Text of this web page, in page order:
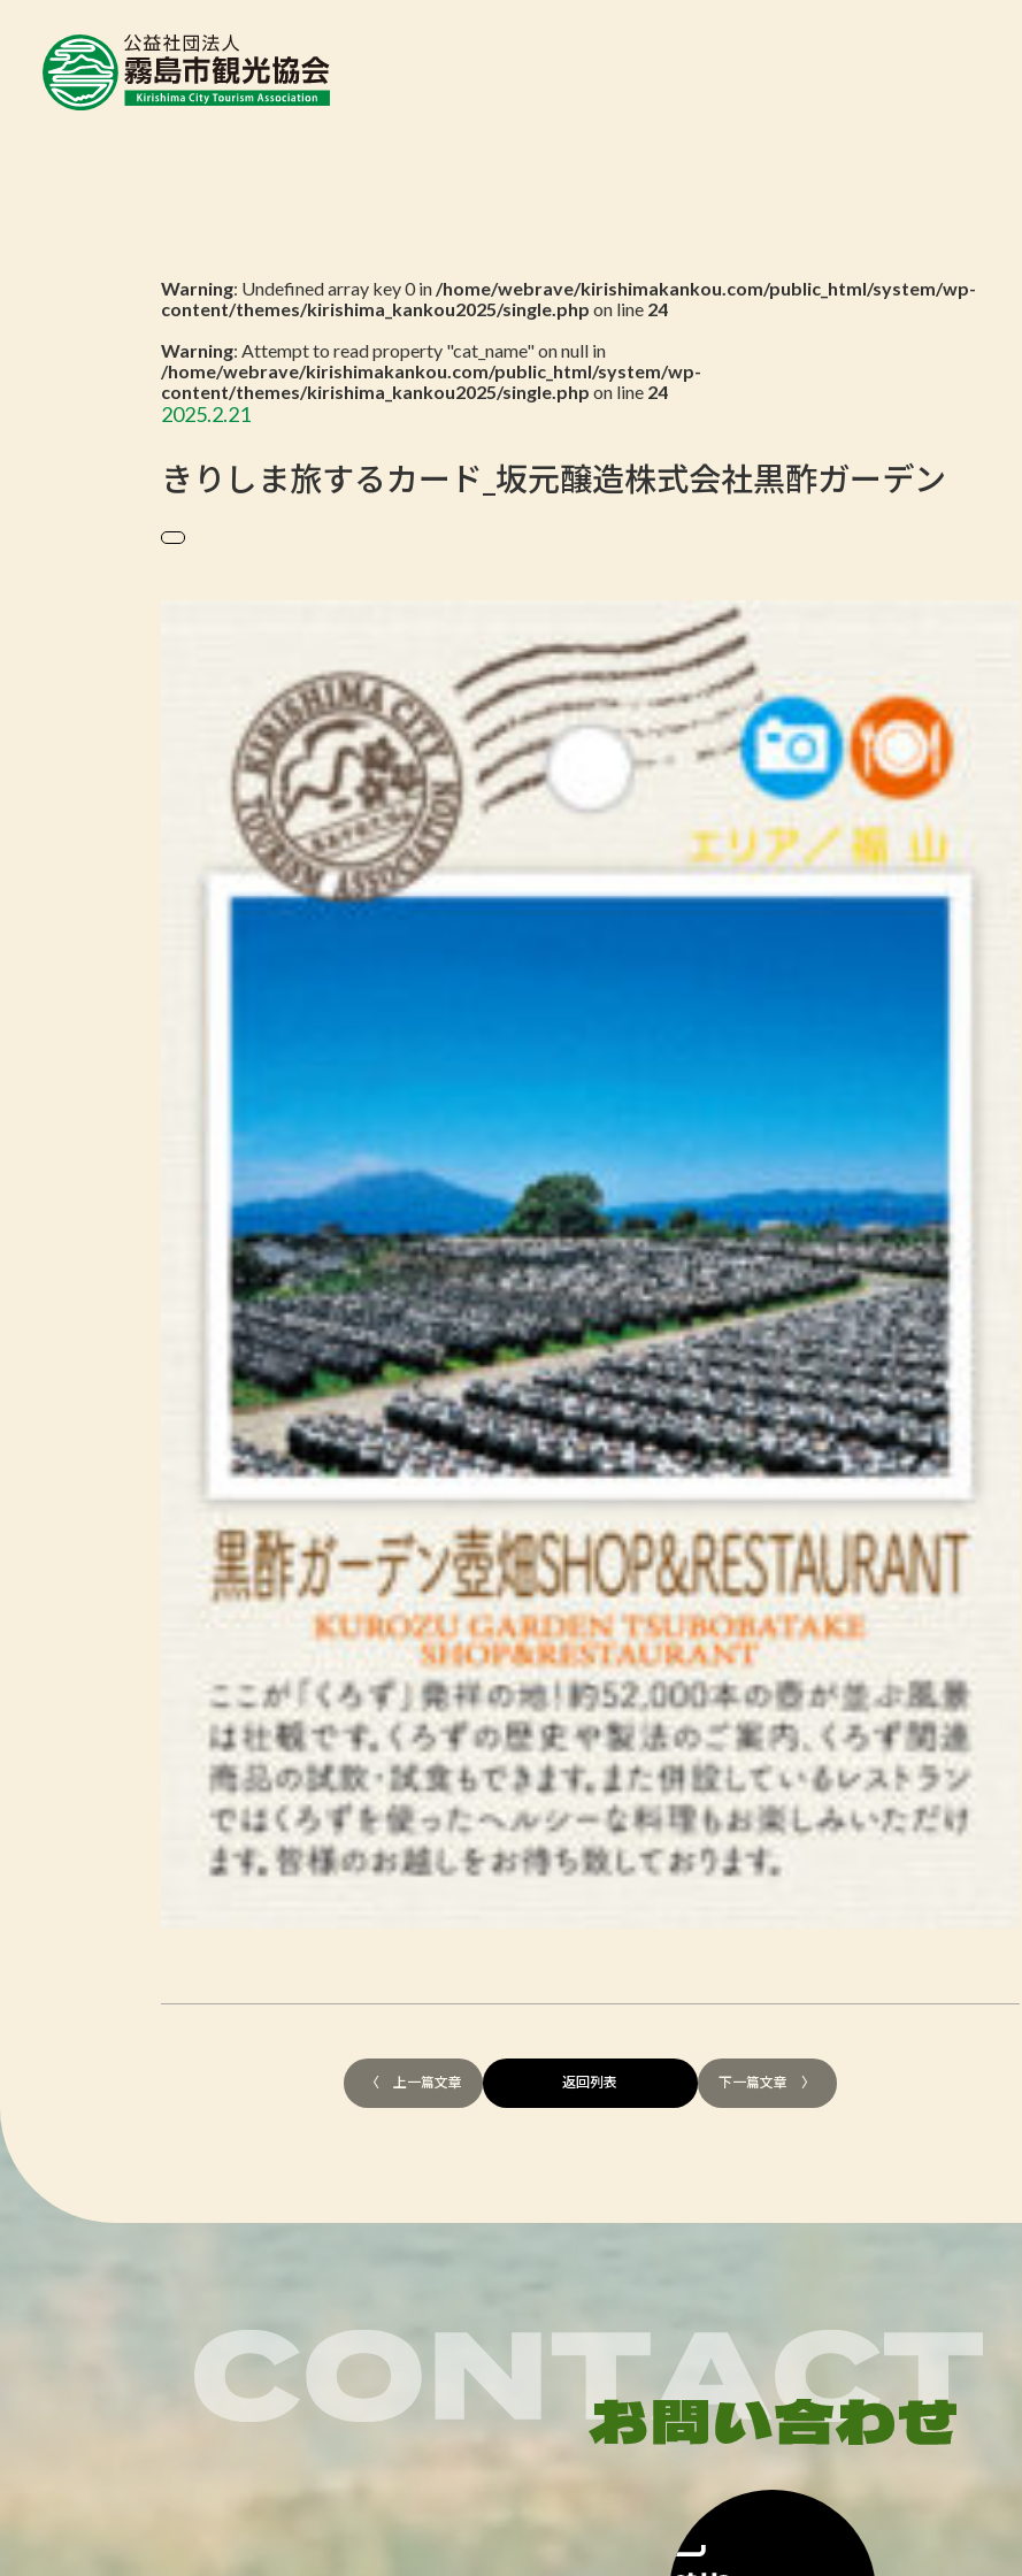
Warning: Undefined array key 0 in/home/webrave/kirishimakankou.com/public_html/system/wp-
content/themes/kirishima_kankou2025/single.php on line 24
Warning: Attempt to read property "cat_name" on null in
/home/webrave/kirishimakankou.com/public_html/system/wp-
content/themes/kirishima_kankou2025/single.php on line 24
2025.2.21
きりしま旅するカード_坂元醸造株式会社黒酢ガーデン
〈 上一篇文章 返回列表 下一篇文章 〉